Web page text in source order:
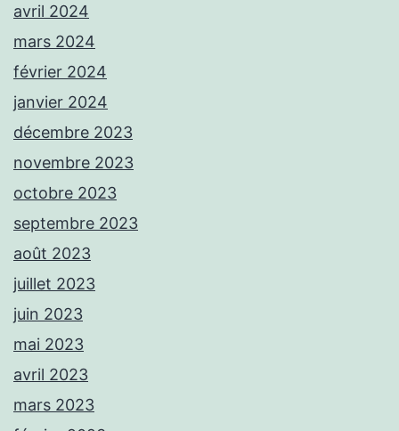
avril 2024
mars 2024
février 2024
janvier 2024
décembre 2023
novembre 2023
octobre 2023
septembre 2023
août 2023
juillet 2023
juin 2023
mai 2023
avril 2023
mars 2023